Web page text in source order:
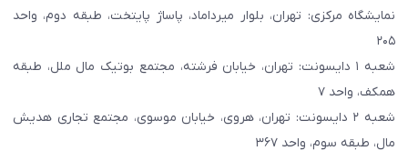
نمایشگاه مرکزی: تهران، بلوار میرداماد، پاساژ پایتخت، طبقه دوم، واحد
۲۰۵
شعبه ۱ دایسونت: تهران، خیابان فرشته، مجتمع بوتیک مال ملل، طبقه
همکف، واحد ۷
شعبه ۲ دایسونت: تهران، هروی، خیابان موسوی، مجتمع تجاری هدیش
مال، طبقه سوم، واحد ۳۶۷